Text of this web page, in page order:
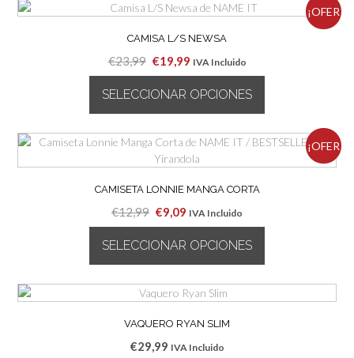
¡OFER
CAMISA L/S NEWSA
€23,99 El
precio
original
era:
€23,99.
€19,99El
precio
actual
es:
€19,99.
IVA Incluido
SELECCIONAR OPCIONES
producto
tiene
múltiples
variantes.
opciones
se
pueden
en
la
página
producto
¡OFER
CAMISETA LONNIE MANGA CORTA
€12,99 El
precio
original
era:
€12,99.
€9,09 El
precio
actual
es:
€9,09.
IVA Incluido
SELECCIONAR OPCIONES
producto
tiene
múltiples
Las
VAQUERO RYAN SLIM
€29,99 IVA Incluido